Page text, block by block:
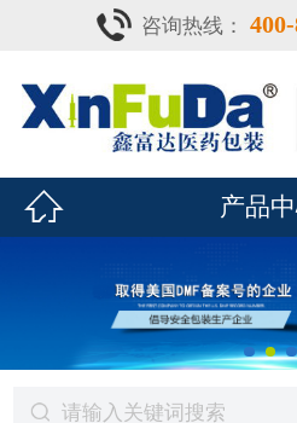
咨询热线：
 产品